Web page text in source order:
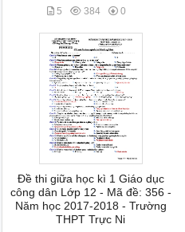
5 384 0
Đề thi giữa học kì 1 Giáo dục
công dân Lớp 12 - Mã đề: 356 -
Năm học 2017-2018 - Trường
THPT Trực Ni